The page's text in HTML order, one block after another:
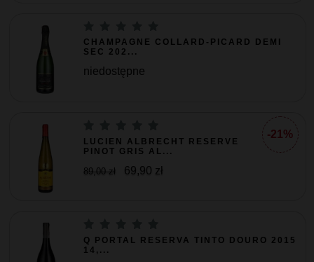
CHAMPAGNE COLLARD-PICARD DEMI
SEC 202...
niedostępne
-21%
LUCIEN ALBRECHT RESERVE
PINOT GRIS AL...
89,00 zł 69,90 zł
Q PORTAL RESERVA TINTO DOURO 2015
14,...